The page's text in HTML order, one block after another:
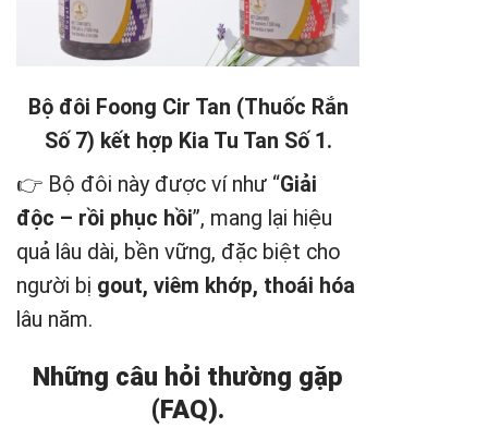
Bộ đôi Foong Cir Tan (Thuốc Rắn
Số 7) kết hợp Kia Tu Tan Số 1.
👉 Bộ đôi này được ví như “Giải
độc – rồi phục hồi”, mang lại hiệu
quả lâu dài, bền vững, đặc biệt cho
người bị gout, viêm khớp, thoái hóa
lâu năm.
Những câu hỏi thường gặp
(FAQ).